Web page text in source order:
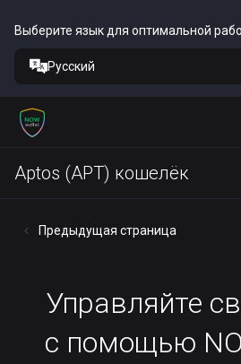
Выберите язык для оптимальной
Русский
Aptos (APT) кошелёк
Предыдущая страница
Управляйте
с помощью